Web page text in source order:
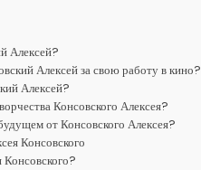
Алексей?
Алексей за свою работу в кино?
Алексей?
Консовского Алексея?
от Консовского Алексея?
Консовского
Консовского?